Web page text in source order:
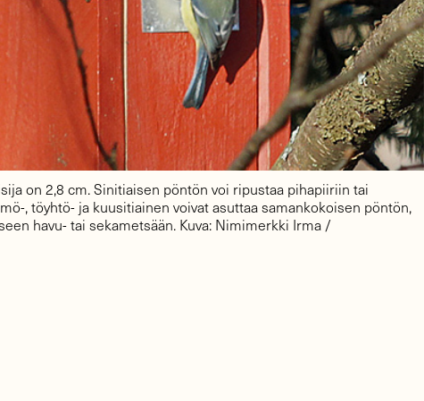
on 2,8 cm. Sinitiaisen pöntön voi ripustaa pihapiiriin tai
, töyhtö- ja kuusitiainen voivat asuttaa samankokoisen pöntön,
havu- tai sekametsään. Kuva: Nimimerkki Irma /